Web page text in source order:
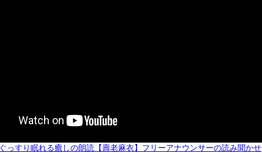
ぐっすり眠れる癒しの朗読【壽老麻衣】フリーアナウンサーの読み聞かせ